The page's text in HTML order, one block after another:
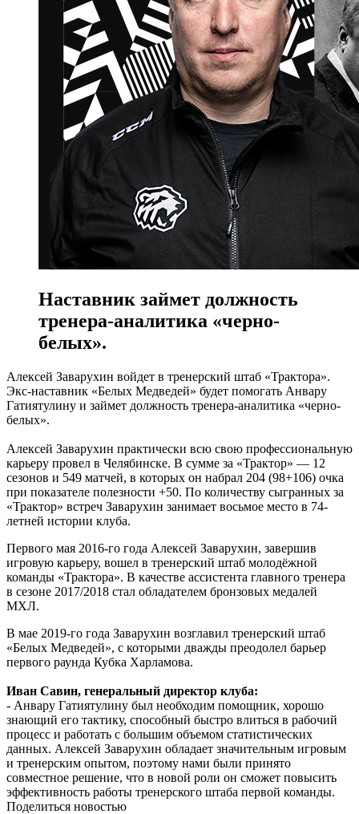
Наставник займет должность
тренера-аналитика «черно-
белых».
Алексей Заварухин войдет в тренерский штаб «Трактора».
Экс-наставник «Белых Медведей» будет помогать Анвару
Гатиятулину и займет должность тренера-аналитика «черно-
белых».
Алексей Заварухин практически всю свою профессиональную
карьеру провел в Челябинске. В сумме за «Трактор» — 12
сезонов и 549 матчей, в которых он набрал 204 (98+106) очка
при показателе полезности +50. По количеству сыгранных за
«Трактор» встреч Заварухин занимает восьмое место в 74-
летней истории клуба.
Первого мая 2016-го года Алексей Заварухин, завершив
игровую карьеру, вошел в тренерский штаб молодёжной
команды «Трактора». В качестве ассистента главного тренера
в сезоне 2017/2018 стал обладателем бронзовых медалей
МХЛ.
В мае 2019-го года Заварухин возглавил тренерский штаб
«Белых Медведей», с которыми дважды преодолел барьер
первого раунда Кубка Харламова.
Иван Савин, генеральный директор клуба:
- Анвару Гатиятулину был необходим помощник, хорошо
знающий его тактику, способный быстро влиться в рабочий
процесс и работать с большим объемом статистических
данных. Алексей Заварухин обладает значительным игровым
и тренерским опытом, поэтому нами были принято
совместное решение, что в новой роли он сможет повысить
эффективность работы тренерского штаба первой команды.
Поделиться новостью